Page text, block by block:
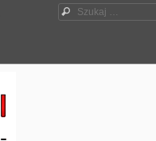
Szukaj